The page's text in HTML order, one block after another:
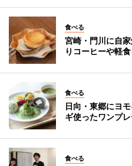
食べる
宮崎・門川に自
りコーヒーや軽
食べる
日向・東郷にヨ
ギ使ったワンプ
食べる